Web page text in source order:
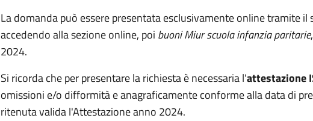
La domanda può essere presentata esclusivamente online tramite il
accedendo alla sezione online, poi buoni Miur scuola infanzia paritarie
2024.
Si ricorda che per presentare la richiesta è necessaria l'attestazione
omissioni e/o difformità e anagraficamente conforme alla data di
ritenuta valida l'Attestazione anno 2024.